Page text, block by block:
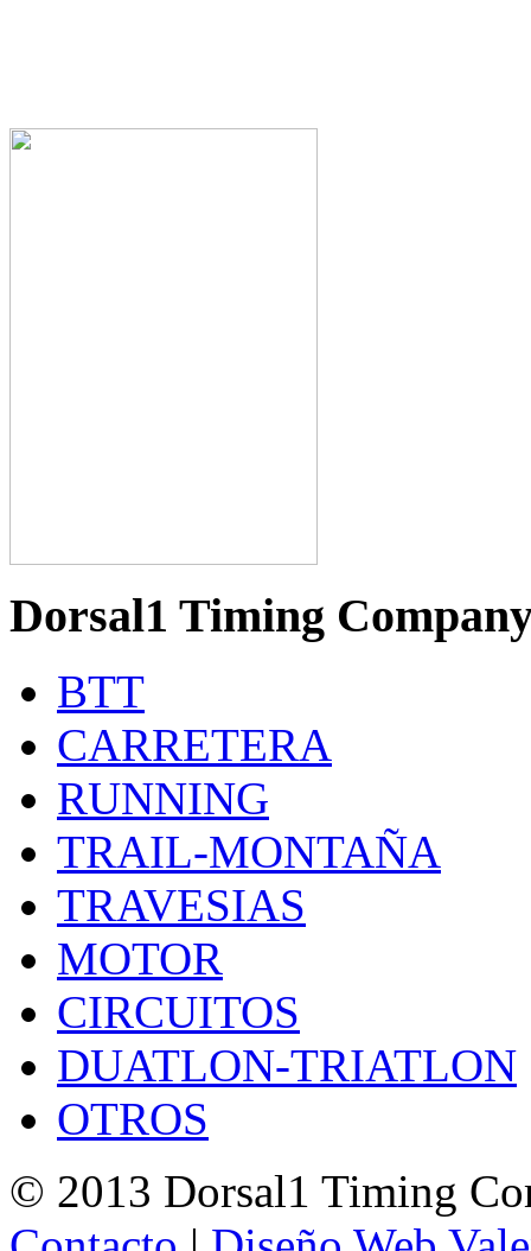
Dorsal1 Timing
BTT
CARRETERA
RUNNING
TRAIL-MONTAÑA
TRAVESIAS
MOTOR
CIRCUITOS
DUATLON-TRIATLON
OTROS
© 2013 Dorsal1 Timing